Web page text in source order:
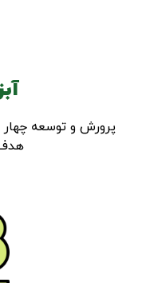
پرورش و توسعه چهار
هدف